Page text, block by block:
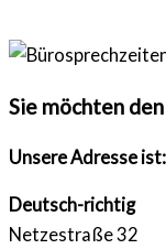
Sie möchten
Unsere Adresse ist:
Deutsch-richtig
Netzestraße 32